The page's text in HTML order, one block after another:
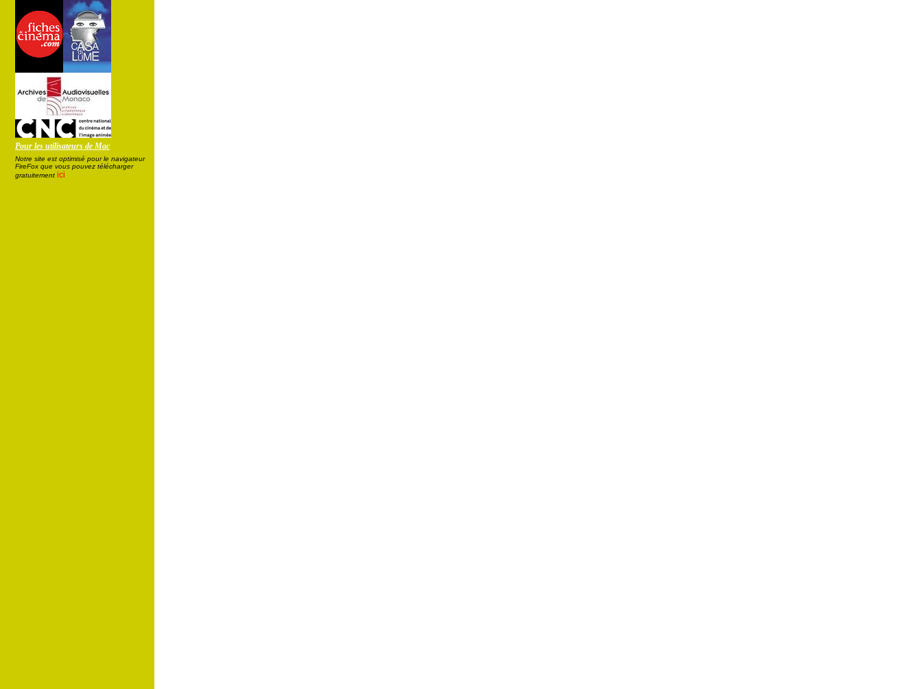
Pour les utilisateurs de Mac
Notre site est optimisé pour le navigateur
FireFox que vous pouvez télécharger
gratuitement ici